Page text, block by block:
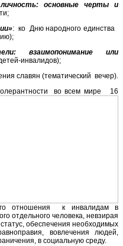
основные черты и
: ко Дню народного единства
взаимопонимание или
инвалидов);
славян (тематический вечер).
во всем мире 16
отношения к инвалидам в
отдельного человека, невзирая
обеспечения необходимых
вовлечения людей,
в социальную среду.